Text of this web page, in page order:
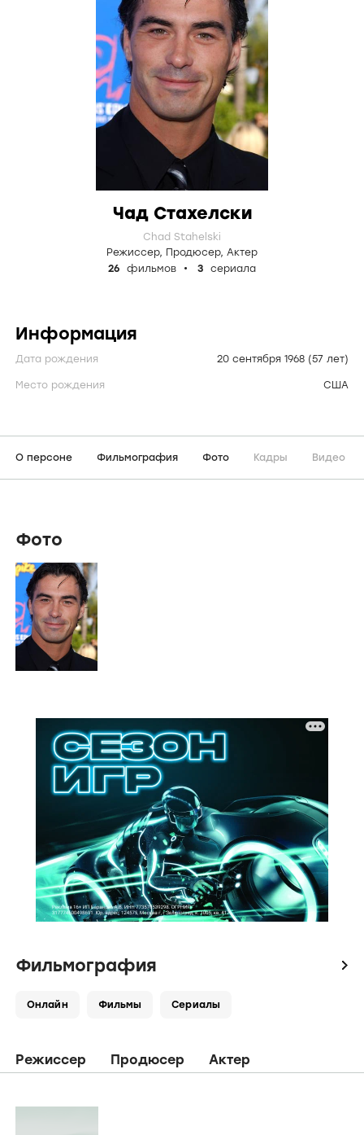
Чад Стахелски
Chad Stahelski
Режиссер, Продюсер, Актер
26
фильмов 3 сериала
Информация
Дата рождения 20 сентября 1968 (57 лет)
Место рождения США
О персоне Фильмография Фото Кадры Видео
Фото
Фильмография icon
Онлайн Фильмы Сериалы
Режиссер Продюсер Актер